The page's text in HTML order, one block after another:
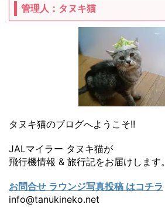
管理人：タヌキ猫
タヌキ猫のブログへようこそ!!
JALマイラー タヌキ猫が
飛行機情報 & 旅行記をお届けします。
お問合せ ラウンジ写真投稿 はコチラ
info@tanukineko.net